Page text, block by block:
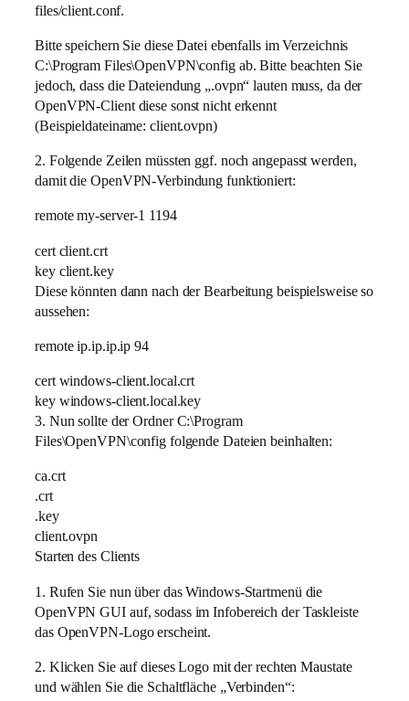
files/client.conf.
Bitte speichern Sie diese Datei ebenfalls im Verzeichnis
C:\Program Files\OpenVPN\config ab. Bitte beachten Sie
jedoch, dass die Dateiendung „.ovpn“ lauten muss, da der
OpenVPN-Client diese sonst nicht erkennt
(Beispieldateiname: client.ovpn)
2. Folgende Zeilen müssten ggf. noch angepasst werden,
damit die OpenVPN-Verbindung funktioniert:
remote my-server-1 1194
cert client.crt
key client.key
Diese könnten dann nach der Bearbeitung beispielsweise so
aussehen:
remote ip.ip.ip.ip 94
cert windows-client.local.crt
key windows-client.local.key
3. Nun sollte der Ordner C:\Program
Files\OpenVPN\config folgende Dateien beinhalten:
ca.crt
.crt
.key
client.ovpn
Starten des Clients
1. Rufen Sie nun über das Windows-Startmenü die
OpenVPN GUI auf, sodass im Infobereich der Taskleiste
das OpenVPN-Logo erscheint.
2. Klicken Sie auf dieses Logo mit der rechten Maustate
und wählen Sie die Schaltfläche „Verbinden“: